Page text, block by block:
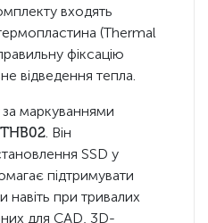
входять
(Thermal
фіксацію
відведення тепла.
маркуваннями
THB02 . Він
SSD у
підтримувати
навіть при тривалих
для CAD, 3D-